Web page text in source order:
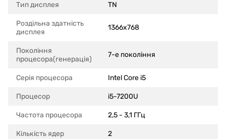
Тип дисплея TN
Роздільна здатність
дисплея
1366x768
Покоління
процесора(генерація)
7-е покоління
Серія процесора Intel Core i5
Процесор i5-7200U
Частота процесора 2,5 - 3,1 ГГц
Кількість ядер 2